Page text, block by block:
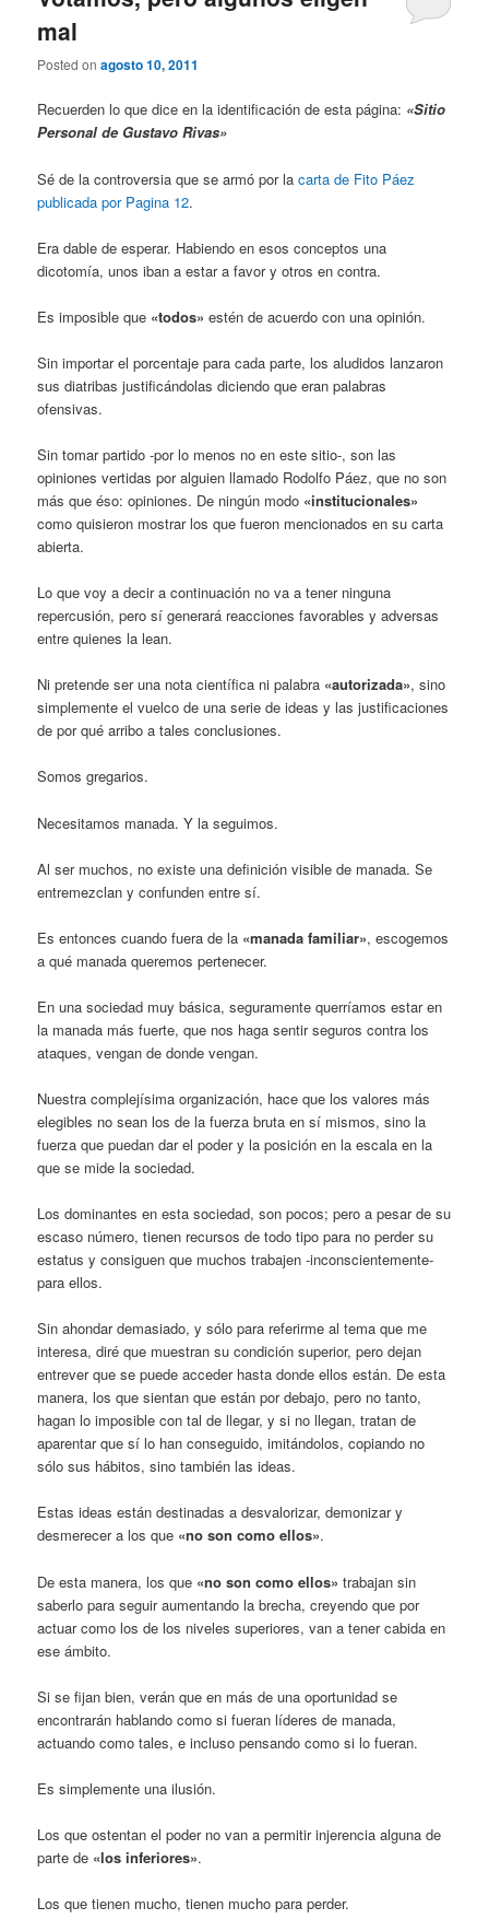
mal
Posted onagosto 10, 2011
Recuerden lo que dice en la identificación de esta página: «Sitio
Personal de Gustavo Rivas»
Sé de la controversia que se armó por lacarta de Fito Páez
publicada por Pagina 12.
Era dable de esperar. Habiendo en esos conceptos una
dicotomía, unos iban a estar a favor y otros en contra.
Es imposible que «todos» estén de acuerdo con una opinión.
Sin importar el porcentaje para cada parte, los aludidos lanzaron
sus diatribas justificándolas diciendo que eran palabras
ofensivas.
Sin tomar partido -por lo menos no en este sitio-, son las
opiniones vertidas por alguien llamado Rodolfo Páez, que no son
más que éso: opiniones. De ningún modo «institucionales»
como quisieron mostrar los que fueron mencionados en su carta
abierta.
Lo que voy a decir a continuación no va a tener ninguna
repercusión, pero sí generará reacciones favorables y adversas
entre quienes la lean.
Ni pretende ser una nota científica ni palabra «autorizada», sino
simplemente el vuelco de una serie de ideas y las justificaciones
de por qué arribo a tales conclusiones.
Somos gregarios.
Necesitamos manada. Y la seguimos.
Al ser muchos, no existe una definición visible de manada. Se
entremezclan y confunden entre sí.
Es entonces cuando fuera de la «manada familiar», escogemos
a qué manada queremos pertenecer.
En una sociedad muy básica, seguramente querríamos estar en
la manada más fuerte, que nos haga sentir seguros contra los
ataques, vengan de donde vengan.
Nuestra complejísima organización, hace que los valores más
elegibles no sean los de la fuerza bruta en sí mismos, sino la
fuerza que puedan dar el poder y la posición en la escala en la
que se mide la sociedad.
Los dominantes en esta sociedad, son pocos; pero a pesar de su
escaso número, tienen recursos de todo tipo para no perder su
estatus y consiguen que muchos trabajen -inconscientemente-
para ellos.
Sin ahondar demasiado, y sólo para referirme al tema que me
interesa, diré que muestran su condición superior, pero dejan
entrever que se puede acceder hasta donde ellos están. De esta
manera, los que sientan que están por debajo, pero no tanto,
hagan lo imposible con tal de llegar, y si no llegan, tratan de
aparentar que sí lo han conseguido, imitándolos, copiando no
sólo sus hábitos, sino también las ideas.
Estas ideas están destinadas a desvalorizar, demonizar y
desmerecer a los que «no son como ellos».
De esta manera, los que «no son como ellos» trabajan sin
saberlo para seguir aumentando la brecha, creyendo que por
actuar como los de los niveles superiores, van a tener cabida en
ese ámbito.
Si se fijan bien, verán que en más de una oportunidad se
encontrarán hablando como si fueran líderes de manada,
actuando como tales, e incluso pensando como si lo fueran.
Es simplemente una ilusión.
Los que ostentan el poder no van a permitir injerencia alguna de
parte de «los inferiores».
Los que tienen mucho, tienen mucho para perder.